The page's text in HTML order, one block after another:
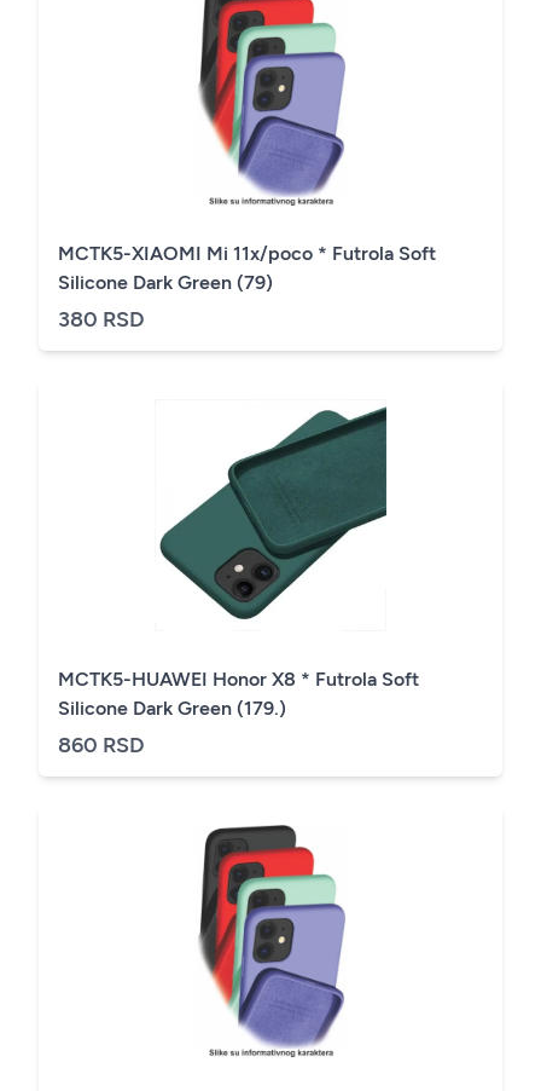
MCTK5-XIAOMI Mi 11x/poco * Futrola Soft
Silicone Dark Green (79)
380 RSD
MCTK5-HUAWEI Honor X8 * Futrola Soft
Silicone Dark Green (179.)
860 RSD